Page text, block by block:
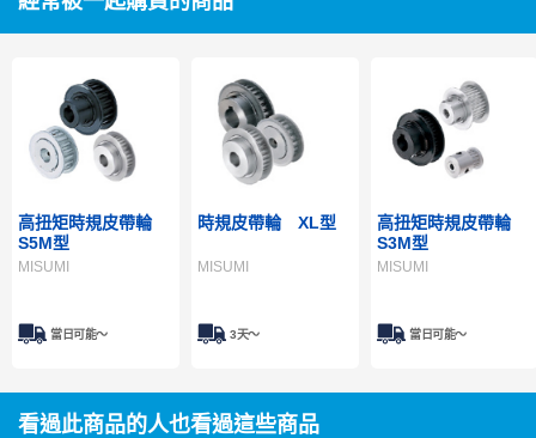
高扭矩時規皮帶輪
S5M型
MISUMI
當日可能〜
時規皮帶輪 XL型
MISUMI
3天～
高扭矩時規皮帶輪
S3M型
MISUMI
當日可能〜
看過此商品的人也看過這些商品